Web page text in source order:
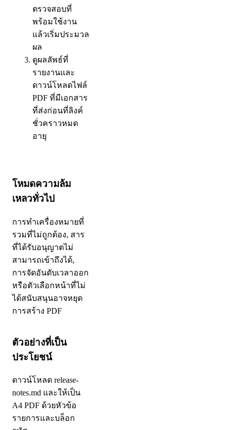
ตรวจสอบที่
พร้อมใช้งาน
แล้วเริ่มประมวล
ผล
ดูผลลัพธ์ที่
รายงานและ
ดาวน์โหลดไฟล์
PDF ที่มีเอกสาร
ที่ส่งก่อนที่ลิงค์
ชั่วคราวหมด
อายุ
โหมดความล้ม
เหลวทั่วไป
การทําเครื่องหมายที่
รวมที่ไม่ถูกต้อง, สาร
ที่ได้รับอนุญาตไม่
สามารถเข้าถึงได้,
การจัดอันดับเวลาออก
หรือตัวเลือกหน้าที่ไม่
ได้สนับสนุนอาจหยุด
การสร้าง PDF
ตัวอย่างที่เป็น
ประโยชน์
ดาวน์โหลด release-
notes.md และให้เป็น
A4 PDF ด้วยหัวข้อ
รายการและบล็อก